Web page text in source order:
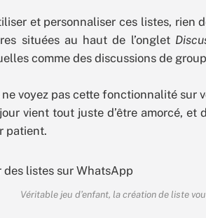
et personnaliser ces listes, rien
situées au haut de l’onglet
comme des discussions de
ne voyez pas cette fonctionnalité sur
vient tout juste d’être amorcé, et
patient.
Véritable jeu d’enfant, la création de liste